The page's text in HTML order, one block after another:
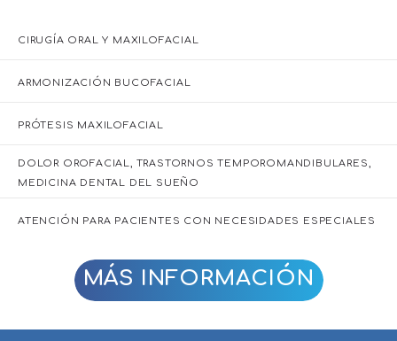
CIRUGÍA ORAL Y MAXILOFACIAL
ARMONIZACIÓN BUCOFACIAL
PRÓTESIS MAXILOFACIAL
DOLOR OROFACIAL, TRASTORNOS TEMPOROMANDIBULARES,
MEDICINA DENTAL DEL SUEÑO
ATENCIÓN PARA PACIENTES CON NECESIDADES ESPECIALES
MÁS INFORMACIÓN